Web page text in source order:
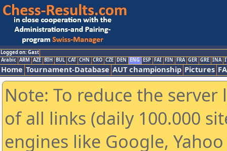
Logged on: Gast
Arabic ARM AZE BIH BUL CAT CHN CRO CZE DEN ENG ESP FAI FIN FRA GER GRE INA
Home Tournament-Database AUT championship Pictures
Note: To reduce the
of all links (daily 100.000
engines like Google,